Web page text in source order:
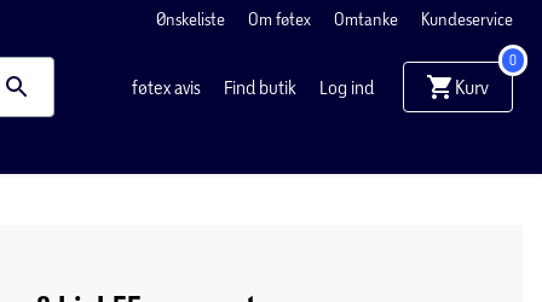
Ønskeliste Om føtex Omtanke Kundeservice
føtex avis Find butik Log ind Kurv
0